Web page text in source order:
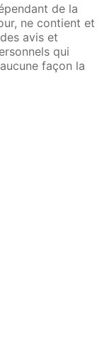
de la
ne contient et
avis et
qui
façon la